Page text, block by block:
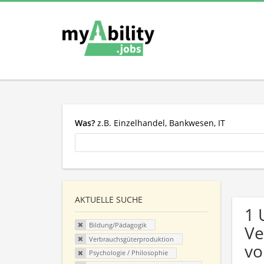
Was? z.B. Einzelhandel, Bankwesen, IT
AKTUELLE SUCHE
Bildung/Pädagogik
Verbrauchsgüterproduktion
Psychologie / Philosophie
1